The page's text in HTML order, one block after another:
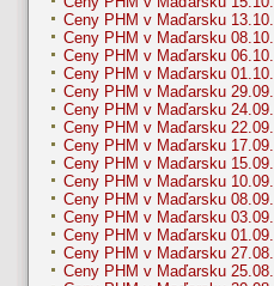
Ceny PHM v Maďarsku 13.10.
Ceny PHM v Maďarsku 08.10.
Ceny PHM v Maďarsku 06.10.
Ceny PHM v Maďarsku 01.10.
Ceny PHM v Maďarsku 29.09.
Ceny PHM v Maďarsku 24.09.
Ceny PHM v Maďarsku 22.09.
Ceny PHM v Maďarsku 17.09.
Ceny PHM v Maďarsku 15.09.
Ceny PHM v Maďarsku 10.09.
Ceny PHM v Maďarsku 08.09.
Ceny PHM v Maďarsku 03.09.
Ceny PHM v Maďarsku 01.09.
Ceny PHM v Maďarsku 27.08.
Ceny PHM v Maďarsku 25.08.